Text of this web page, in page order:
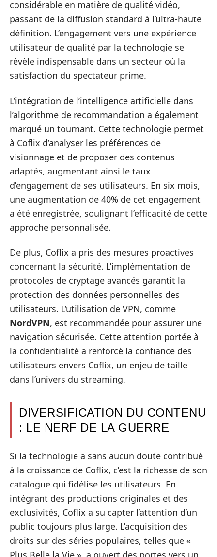
considérable en matière de qualité vidéo,
passant de la diffusion standard à l’ultra-haute
définition. L’engagement vers une expérience
utilisateur de qualité par la technologie se
révèle indispensable dans un secteur où la
satisfaction du spectateur prime.
L’intégration de l’intelligence artificielle dans
l’algorithme de recommandation a également
marqué un tournant. Cette technologie permet
à Coflix d’analyser les préférences de
visionnage et de proposer des contenus
adaptés, augmentant ainsi le taux
d’engagement de ses utilisateurs. En six mois,
une augmentation de 40% de cet engagement
a été enregistrée, soulignant l’efficacité de cette
approche personnalisée.
De plus, Coflix a pris des mesures proactives
concernant la sécurité. L’implémentation de
protocoles de cryptage avancés garantit la
protection des données personnelles des
utilisateurs. L’utilisation de VPN, comme
NordVPN, est recommandée pour assurer une
navigation sécurisée. Cette attention portée à
la confidentialité a renforcé la confiance des
utilisateurs envers Coflix, un enjeu de taille
dans l’univers du streaming.
DIVERSIFICATION DU CONTENU
: LE NERF DE LA GUERRE
Si la technologie a sans aucun doute contribué
à la croissance de Coflix, c’est la richesse de son
catalogue qui fidélise les utilisateurs. En
intégrant des productions originales et des
exclusivités, Coflix a su capter l’attention d’un
public toujours plus large. L’acquisition des
droits sur des séries populaires, telles que «
Plus Belle la Vie », a ouvert des portes vers un